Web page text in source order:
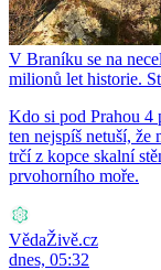
V Braníku se na
milionů let historie.
Kdo si pod Prahou 4
ten nejspíš netuší, že
trčí z kopce skalní
prvohorního moře.
VědaŽivě.cz
dnes, 05:32